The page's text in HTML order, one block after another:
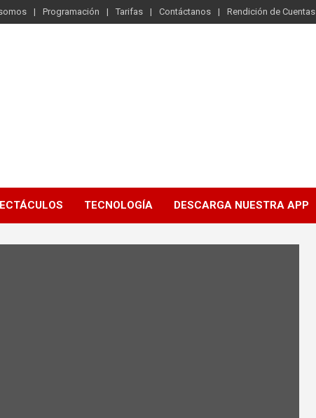
Programación Tarifas Contáctanos Rendición de Cuentas
TECNOLOGÍA DESCARGA NUESTRA APP